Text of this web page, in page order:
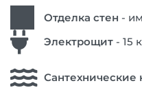
Отделка стен -
Электрощит- 15